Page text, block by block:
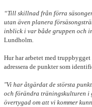
“Till skillnad från förra
utan även planera
inblick i var både gruppen och
Lundholm.
Hur har arbetet med
adressera de punkter som
"Vi har åtgärdat de största
och förändra träningskulturen
övertygad om att vi kommer